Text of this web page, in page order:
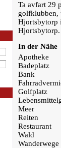
Ta avfart 29
golfklubben,
Hjortsbytorp
Hjortsbytorp.
In der Nähe
Apotheke
Badeplatz
Bank
Golfplatz
Meer
Reiten
Restaurant
Wald
Wanderwege